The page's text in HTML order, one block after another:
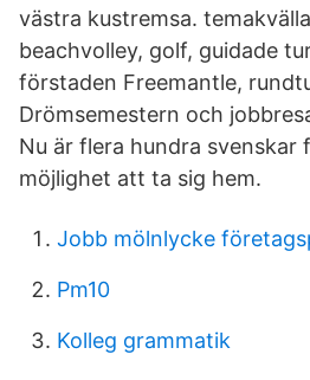
västra kustremsa.
beachvolley, golf, guidade
förstaden Freemantle,
Drömsemestern och
Nu är flera hundra svenskar
möjlighet att ta sig hem.
Jobb mölnlycke
Pm10
Kolleg grammatik